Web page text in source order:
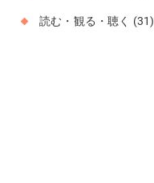
読む・観る・聴く (31)